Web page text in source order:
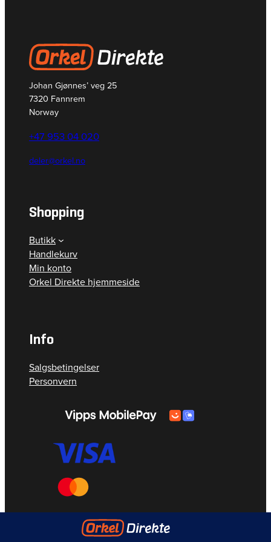
Johan Gjønnes’ veg 25
7320 Fannrem
Norway
+47 953 04 020
deler@orkel.no
Shopping
Butikk
Handlekurv
Min konto
Orkel Direkte hjemmeside
Info
Salgsbetingelser
Personvern